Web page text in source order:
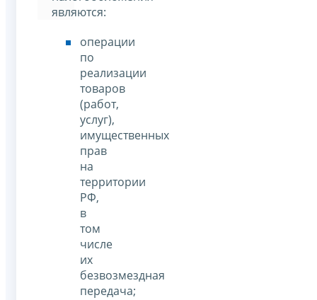
являются:
операции
по
реализации
товаров
(работ,
услуг),
имущественных
прав
на
территории
РФ,
в
том
числе
их
безвозмездная
передача;